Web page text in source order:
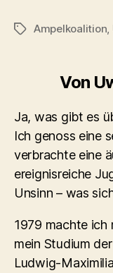
Schlagwörter
Ampelkoalition,
Von
Ja, was gibt es
Ich genoss eine
verbrachte eine
ereignisreiche
Unsinn – was
1979 machte ich
mein Studium
Ludwig-